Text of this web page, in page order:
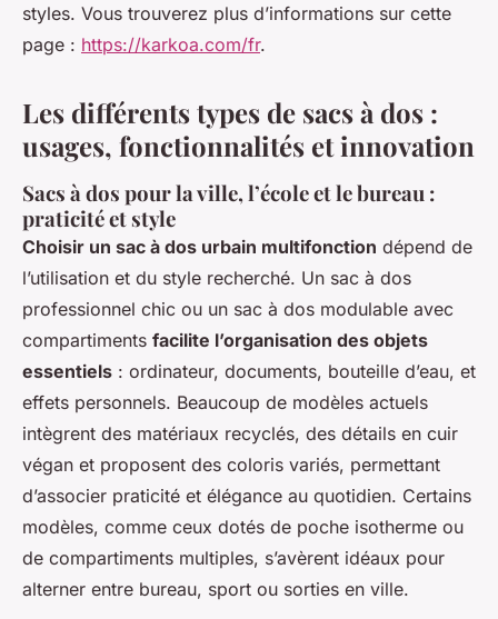
styles. Vous trouverez plus d’informations sur cette
page : https://karkoa.com/fr.
Les différents types de sacs à dos :
usages, fonctionnalités et innovation
Sacs à dos pour la ville, l’école et le bureau :
praticité et style
Choisir un sac à dos urbain multifonction dépend de
l’utilisation et du style recherché. Un sac à dos
professionnel chic ou un sac à dos modulable avec
compartiments facilite l’organisation des objets
essentiels : ordinateur, documents, bouteille d’eau, et
effets personnels. Beaucoup de modèles actuels
intègrent des matériaux recyclés, des détails en cuir
végan et proposent des coloris variés, permettant
d’associer praticité et élégance au quotidien. Certains
modèles, comme ceux dotés de poche isotherme ou
de compartiments multiples, s’avèrent idéaux pour
alterner entre bureau, sport ou sorties en ville.